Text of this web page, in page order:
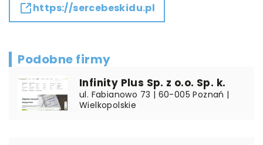
https://sercebeskidu.pl
Podobne firmy
Infinity Plus Sp. z o.o. Sp. k.
ul. Fabianowo 73 | 60-005 Poznań |
Wielkopolskie